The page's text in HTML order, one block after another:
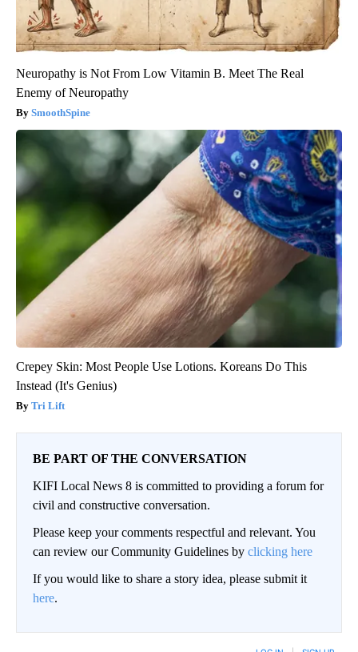
Neuropathy is Not From Low Vitamin B. Meet The Real
Enemy of Neuropathy
SmoothSpine
Crepey Skin: Most People Use Lotions. Koreans Do This
Instead (It's Genius)
Tri Lift
BE PART OF THE CONVERSATION
KIFI Local News 8 is committed to providing a forum for
civil and constructive conversation.
Please keep your comments respectful and relevant. You
can review our Community Guidelines by clicking here
If you would like to share a story idea, please submit it
here.